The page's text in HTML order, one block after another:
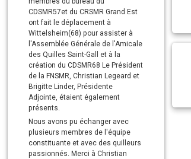
CDSMR57et du CRSMR Grand Est
ont fait le déplacement à
Wittelsheim(68) pour assister à
l'Assemblée Générale de l'Amicale
des Quilles Saint-Gall et à la
création du CDSMR68 Le Président
de la FNSMR, Christian Legeard et
Brigitte Linder, Présidente
Adjointe, étaient également
présents.
Nous avons pu échanger avec
plusieurs membres de l'équipe
constituante et avec des quilleurs
passionnés. Merci à Christian